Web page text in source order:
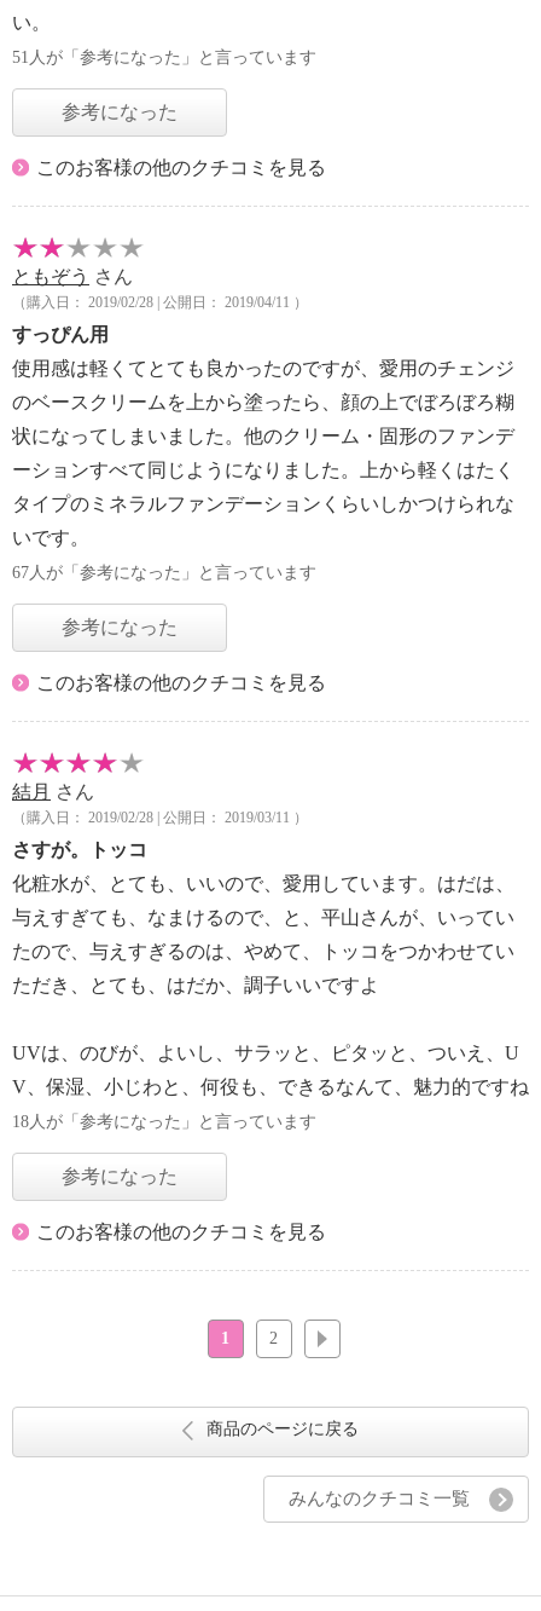
い。
51人が「参考になった」と言っています
参考になった
このお客様の他のクチコミを見る
ともぞう さん
（購入日： 2019/02/28 | 公開日： 2019/04/11 ）
すっぴん用
使用感は軽くてとても良かったのですが、愛用のチェンジ
のベースクリームを上から塗ったら、顔の上でぼろぼろ糊
状になってしまいました。他のクリーム・固形のファンデ
ーションすべて同じようになりました。上から軽くはたく
タイプのミネラルファンデーションくらいしかつけられな
いです。
67人が「参考になった」と言っています
参考になった
このお客様の他のクチコミを見る
結月 さん
（購入日： 2019/02/28 | 公開日： 2019/03/11 ）
さすが。トッコ
化粧水が、とても、いいので、愛用しています。はだは、
与えすぎても、なまけるので、と、平山さんが、いってい
たので、与えすぎるのは、やめて、トッコをつかわせてい
ただき、とても、はだか、調子いいですよ
UVは、のびが、よいし、サラッと、ピタッと、ついえ、U
V、保湿、小じわと、何役も、できるなんて、魅力的ですね
18人が「参考になった」と言っています
参考になった
このお客様の他のクチコミを見る
1 2
商品のページに戻る
みんなのクチコミ一覧